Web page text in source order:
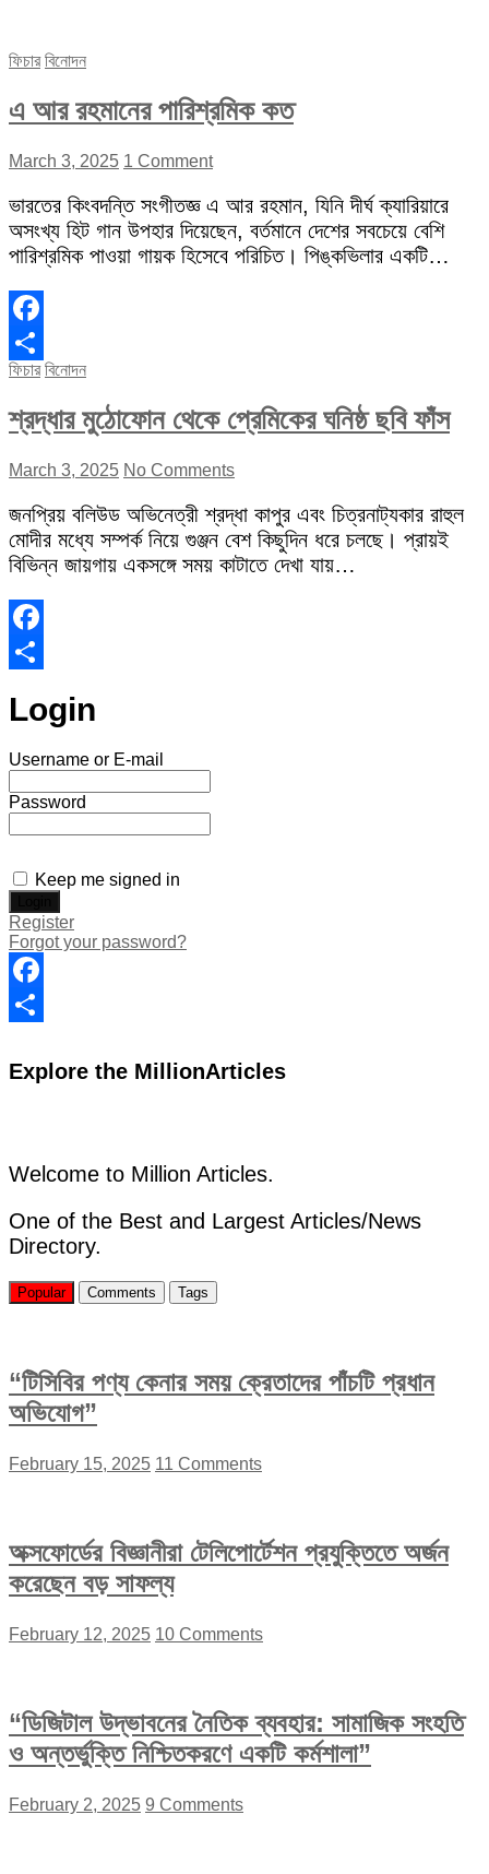
ফিচার বিনোদন
এ আর রহমানের পারিশ্রমিক কত
March 3, 2025 1 Comment
ভারতের কিংবদন্তি সংগীতজ্ঞ এ আর রহমান, যিনি দীর্ঘ ক্যারিয়ারে
অসংখ্য হিট গান উপহার দিয়েছেন, বর্তমানে দেশের সবচেয়ে বেশি
পারিশ্রমিক পাওয়া গায়ক হিসেবে পরিচিত। পিঙ্কভিলার একটি…
Facebook
Share
ফিচার বিনোদন
শ্রদ্ধার মুঠোফোন থেকে প্রেমিকের ঘনিষ্ঠ ছবি ফাঁস
March 3, 2025 No Comments
জনপ্রিয় বলিউড অভিনেত্রী শ্রদ্ধা কাপুর এবং চিত্রনাট্যকার রাহুল
মোদীর মধ্যে সম্পর্ক নিয়ে গুঞ্জন বেশ কিছুদিন ধরে চলছে। প্রায়ই
বিভিন্ন জায়গায় একসঙ্গে সময় কাটাতে দেখা যায়…
Facebook
Login
Username or E-mail
Password
Keep me signed in
Register
Forgot your password?
Facebook
Explore the MillionArticles
Welcome to Million Articles.
One of the Best and Largest Articles/News
Directory.
Popular Comments Tags
“টিসিবির পণ্য কেনার সময় ক্রেতাদের পাঁচটি প্রধান
অভিযোগ”
February 15, 2025 11 Comments
অক্সফোর্ডের বিজ্ঞানীরা টেলিপোর্টেশন প্রযুক্তিতে অর্জন
করেছেন বড় সাফল্য
February 12, 2025 10 Comments
“ডিজিটাল উদ্ভাবনের নৈতিক ব্যবহার: সামাজিক সংহতি
ও অন্তর্ভুক্তি নিশ্চিতকরণে একটি কর্মশালা”
February 2, 2025 9 Comments